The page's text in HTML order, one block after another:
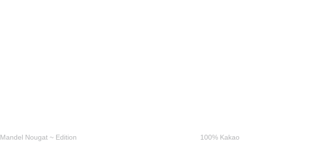
Mandel Nougat ~ Edition 100% Kakao